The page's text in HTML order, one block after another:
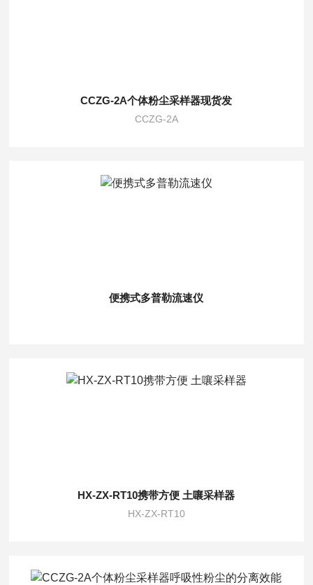
CCZG-2A个体粉尘采样器现货发
CCZG-2A
便携式多普勒流速仪
HX-ZX-RT10携带方便 土嚷采样器
HX-ZX-RT10